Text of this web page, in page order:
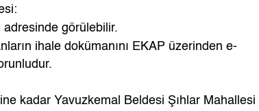
adresinde görülebilir.
ihale dokümanını EKAP üzerinden e-
kadar Yavuzkemal Beldesi Şıhlar Mahallesi